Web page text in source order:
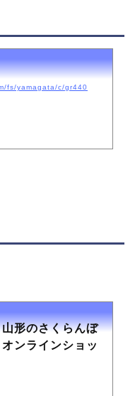
fs/yamagata/c/gr440
形のさくらんぼ
ンラインショッ